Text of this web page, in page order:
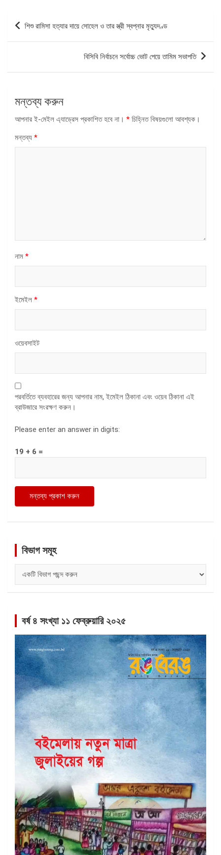
পোস্ট
শিশু রামিসা হত্যার দায়ে সোহেল ও তার স্ত্রী স্বপ্নার মৃত্যুদণ্ড
বিসিবি নির্বাচনে সর্বোচ্চ ভোট পেয়ে তামিম সভাপতি
মন্তব্য করুন
আপনার ই-মেইল এ্যাড্রেস প্রকাশিত হবে না। * চিহ্নিত বিষয়গুলো আবশ্যক।
মন্তব্য *
নাম *
ইমেইল *
ওয়েবসাইট
পরবর্তিতে ব্যবহারের জন্য আপনার নাম, ইমেইল ঠিকানা এবং ওয়েব ঠিকানা এই
ব্রাউজারে সংরক্ষণ করুন।
Please enter an answer in digits:
19 + 6 =
বিভাগ সমূহ
সমূহ
বর্ষ ৪ সংখ্যা ১১ ফেব্রুয়ারি ২০২৫